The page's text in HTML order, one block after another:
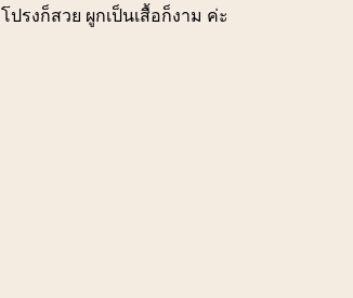
รงก็สวย ผูกเป็นเสื้อก็งาม ค่ะ